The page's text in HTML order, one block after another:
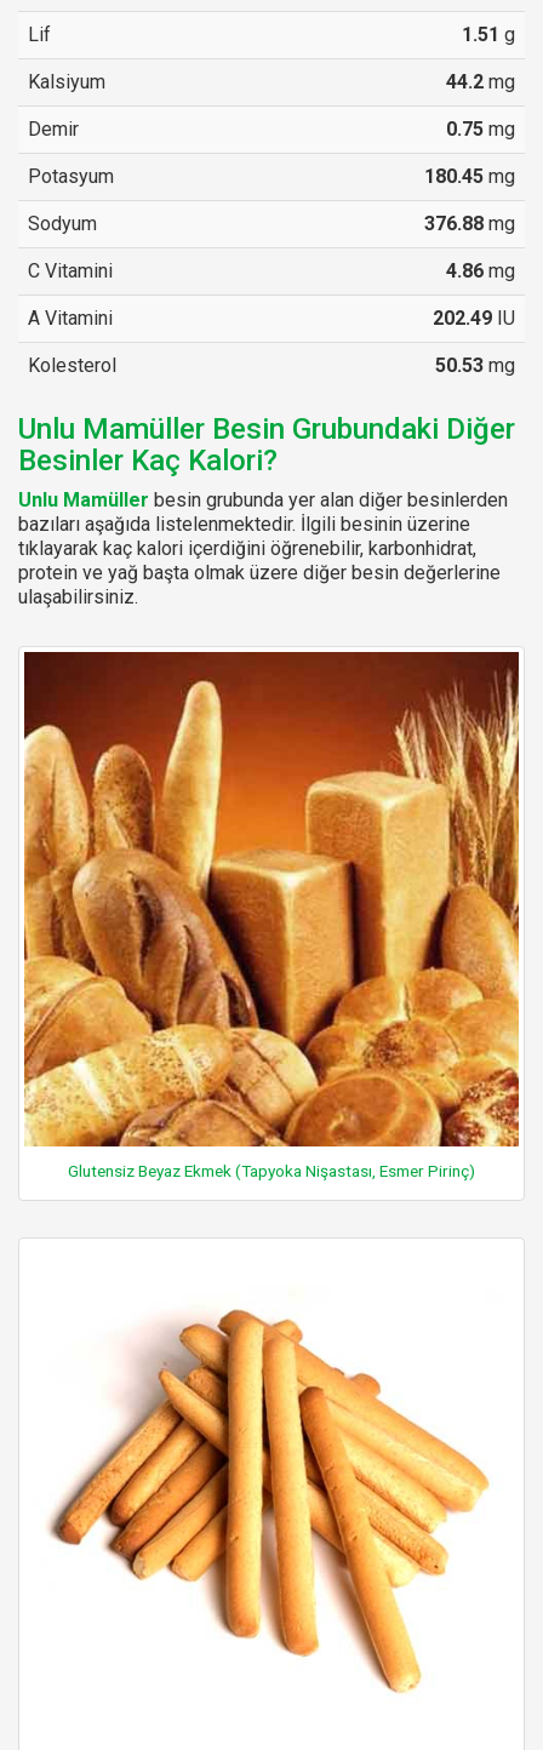
Lif 1.51 g
Kalsiyum 44.2 mg
Demir 0.75 mg
Potasyum 180.45 mg
Sodyum 376.88 mg
C Vitamini 4.86 mg
A Vitamini 202.49 IU
Kolesterol 50.53 mg
Unlu Mamüller Besin Grubundaki Diğer
Besinler Kaç Kalori?
Unlu Mamüller besin grubunda yer alan diğer besinlerden
bazıları aşağıda listelenmektedir. İlgili besinin üzerine
tıklayarak kaç kalori içerdiğini öğrenebilir, karbonhidrat,
protein ve yağ başta olmak üzere diğer besin değerlerine
ulaşabilirsiniz.
Glutensiz Beyaz Ekmek (Tapyoka Nişastası, Esmer Pirinç)